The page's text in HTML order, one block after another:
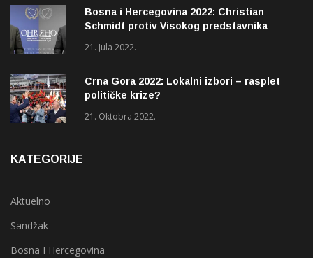
Bosna i Hercegovina 2022: Christian
Schmidt protiv Visokog predstavnika
21. Jula 2022.
Crna Gora 2022: Lokalni izbori – rasplet
političke krize?
21. Oktobra 2022.
KATEGORIJE
Aktuelno
Sandžak
Bosna I Hercegovina